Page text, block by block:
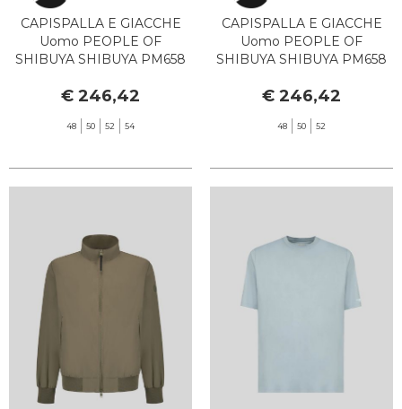
CAPISPALLA E GIACCHE
Uomo PEOPLE OF
SHIBUYA SHIBUYA PM658
€ 246,42
48 50 52 54
CAPISPALLA E GIACCHE
Uomo PEOPLE OF
SHIBUYA SHIBUYA PM658
€ 246,42
48 50 52